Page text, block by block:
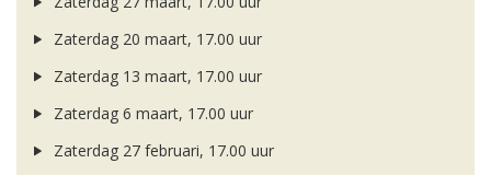
Zaterdag 20 maart, 17.00 uur
Zaterdag 13 maart, 17.00 uur
Zaterdag 6 maart, 17.00 uur
Zaterdag 27 februari, 17.00 uur